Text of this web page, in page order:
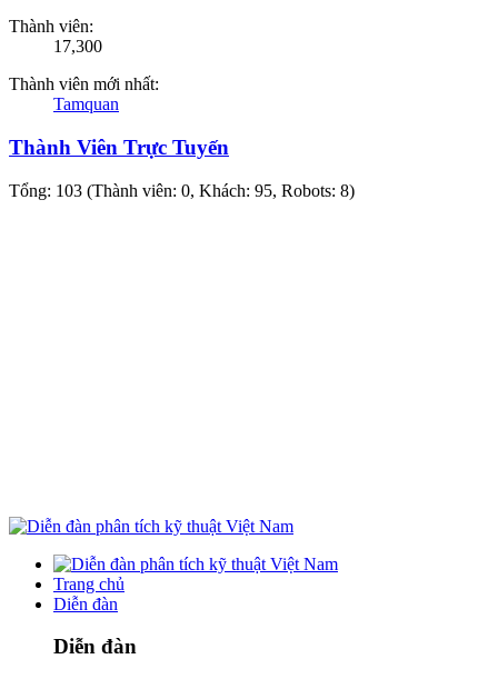
Thành viên:
17,300
Thành viên mới nhất:
Tamquan
Thành Viên Trực Tuyến
Tổng: 103 (Thành viên: 0, Khách: 95, Robots: 8)
Trang chủ
Diễn đàn
Diễn đàn